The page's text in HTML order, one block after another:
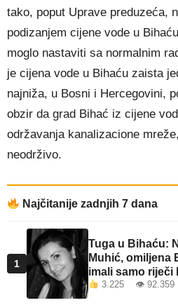
tako, poput Uprave preduzeća,
podizanjem cijene vode u
moglo nastaviti sa normalnim
je cijena vode u Bihaću zaista
najniža, u Bosni i Hercegovini,
obzir da grad Bihać iz cijene
održavanja kanalizacione
neodrživo.
Najčitanije zadnjih 7 dana
1
Tuga u Bihaću:
Muhić, omiljena
imali samo riječi
3.225 👁 92.359